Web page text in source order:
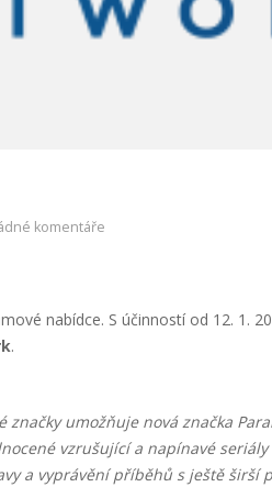
komentáře
nabídce. S účinností od 12. 1.
.
značky umožňuje nová značka
vzrušující a napínavé
a vyprávění příběhů s ještě širší